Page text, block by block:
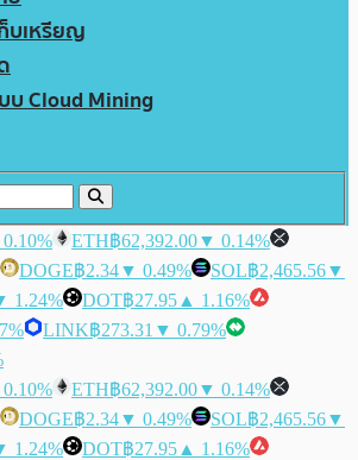
บเหรียญ
บ Cloud Mining
ETH฿62,392.00▼ 0.14%
DOGE฿2.34▼ 0.49% SOL฿2,465.56▼
1.24% DOT฿27.95 ▲ 1.16%
LINK฿273.31 ▼ 0.79%
ETH฿62,392.00▼ 0.14%
DOGE฿2.34▼ 0.49% SOL฿2,465.56▼
1.24% DOT฿27.95 ▲ 1.16%